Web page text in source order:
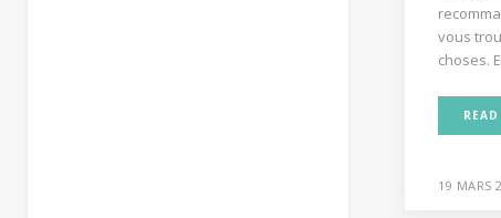
vous
choses.
19 MARS